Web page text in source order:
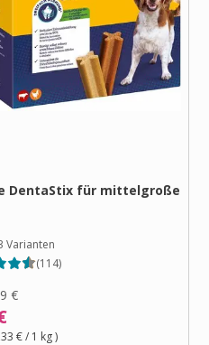
DentaStix für mittelgroße
Varianten
(114)
€
€/ 1 kg)